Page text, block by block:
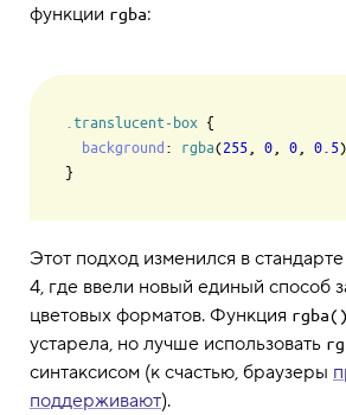
функции rgba:
.translucent-box {
background : rgba(255 0 0 0.5
Этот подход изменился в
4, где ввели новый единый способ
цветовых форматов. Функция rgba()
устарела, но лучше использовать
синтаксисом (к счастью, браузеры
поддерживают).